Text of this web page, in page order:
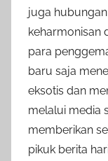
juga
keharmonisan
para
baru saja
eksotis dan
melalui media
memberikan
pikuk berita